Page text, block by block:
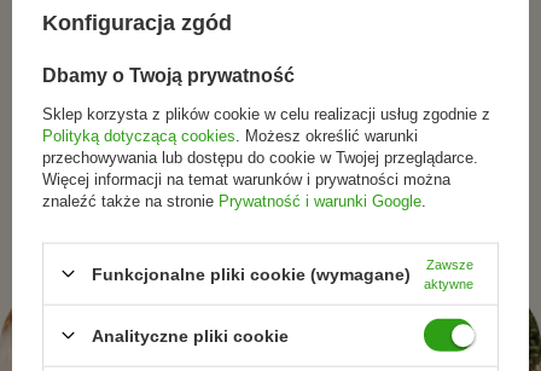
✅ Tłuszcz surowy 7%
✅ Popiół surowy 1,8%
Dodatki (na kg)
Żelazo 11,5 mg, miedź 1,84 mg, mangan 1,6 mg, cynk 25
mg, selen 0,02 mg.
Wartość energetyczna
Zalecane dzienne porcje
Dołącz do tych, którzy
wybierają świadomie.
Zapisz się do newslettera i otrzymuj informacje o
promocjach, nowościach oraz inspiracjach ze świata
naturalnej pielęgnacjii zdrowego stylu życia.
Konfiguracja zgód
Dbamy o Twoją prywatność
Sklep korzysta z plików cookie w celu realizacji usług zgodnie z
Polityką dotyczącą cookies . Możesz określić warunki
przechowywania lub dostępu do cookie w Twojej przeglądarce.
Więcej informacji na temat warunków i prywatności można
znaleźć także na stronie Prywatność i warunki Google
Funkcjonalne pliki cookie (wymagane)
Zawsze
aktywne
Analityczne pliki cookie